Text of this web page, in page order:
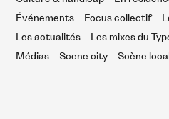
Événements
Focus collectif
Les actualités
Les mixes du
Médias
Scene city Scène